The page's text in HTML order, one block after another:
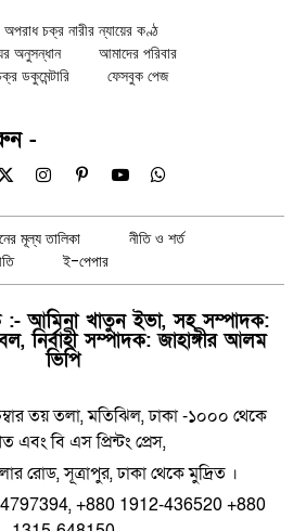
অপরাধ চক্র নারীর ন্যায়ের কণ্ঠ
অনুসন্ধান
আমাদের পরিবার
ডকুমেন্টারি
ফেসবুক পেজ
-
X
InstagramPinterestYouTubeWhatsApp
মূল্য তালিকা
নীতি ও শর্ত
ই-পেপার
:- আমিনা খাতুন ইভা, সহ সম্পাদক:
নির্বাহী সম্পাদক: জাহাঙ্গীর আলম
ভিপি
তয় তলা, মতিঝিল, ঢাকা -১০০০ থেকে
এবং বি এস প্রিন্টং প্রেস,
রোড, সূত্রাপুর, ঢাকা থেকে মুদ্রিত ।
+880 1912-436520 +880